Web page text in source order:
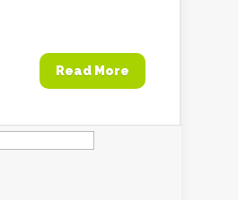
Read More